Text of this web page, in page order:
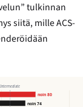
tulkinnan
siitä, mille ACS-
noin 80
noin 74
Intermediate